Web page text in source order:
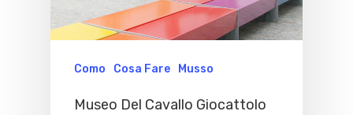
Como Cosa Fare Musso
Museo Del Cavallo Giocattolo